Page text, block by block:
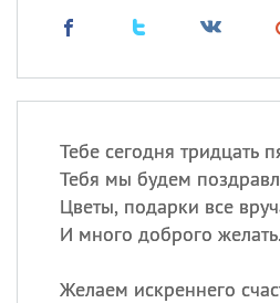
Тебе сегодня тридцать
Тебя мы будем
Цветы, подарки все
И много доброго желать.
Желаем искреннего